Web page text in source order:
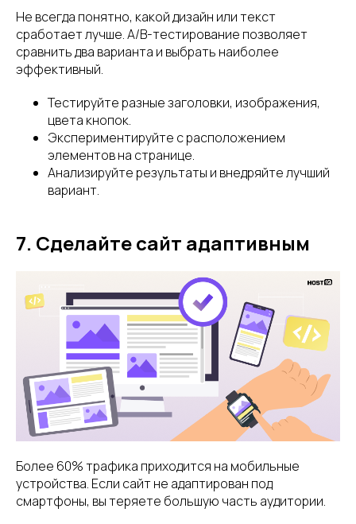
Не всегда понятно, какой дизайн или текст
сработает лучше. A/B-тестирование позволяет
сравнить два варианта и выбрать наиболее
эффективный.
Тестируйте разные заголовки, изображения,
цвета кнопок.
Экспериментируйте с расположением
элементов на странице.
Анализируйте результаты и внедряйте лучший
вариант.
7. Сделайте сайт адаптивным
Более 60% трафика приходится на мобильные
устройства. Если сайт не адаптирован под
смартфоны, вы теряете большую часть аудитории.